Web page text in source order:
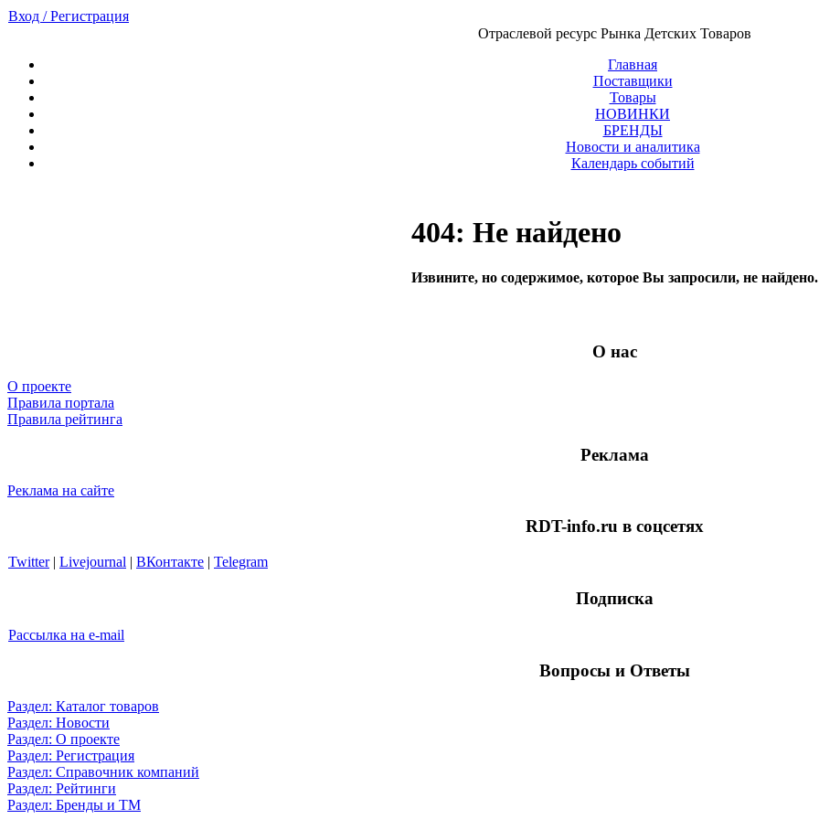
Вход / Регистрация
Отраслевой ресурс Рынка Детских Товаров
Главная
Поставщики
Товары
НОВИНКИ
БРЕНДЫ
Новости и аналитика
Календарь событий
404: Не найдено
Извините, но содержимое, которое Вы запросили, не найдено.
О нас
О проекте
Правила портала
Правила рейтинга
Реклама
Реклама на сайте
RDT-info.ru в соцсетях
Twitter| Livejournal | ВКонтакте | Telegram
Подписка
Рассылка на e-mail
Вопросы и Ответы
Раздел: Каталог товаров
Раздел: Новости
Раздел: О проекте
Раздел: Регистрация
Раздел: Справочник компаний
Раздел: Рейтинги
Раздел: Бренды и ТМ